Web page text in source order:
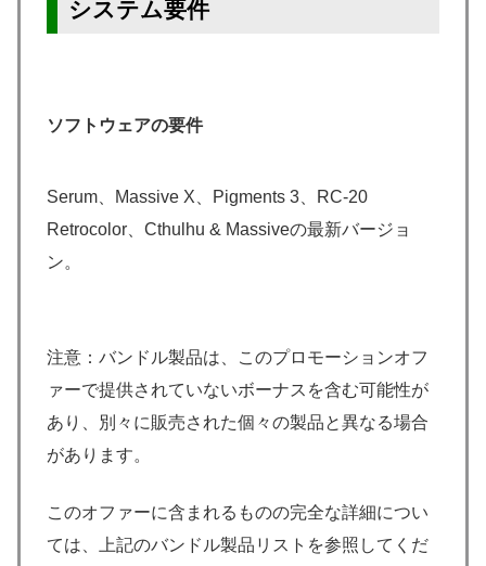
システム要件
ソフトウェアの要件
Serum、Massive X、Pigments 3、RC-20
Retrocolor、Cthulhu & Massiveの最新バージョ
ン。
注意：バンドル製品は、このプロモーションオフ
ァーで提供されていないボーナスを含む可能性が
あり、別々に販売された個々の製品と異なる場合
があります。
このオファーに含まれるものの完全な詳細につい
ては、上記のバンドル製品リストを参照してくだ